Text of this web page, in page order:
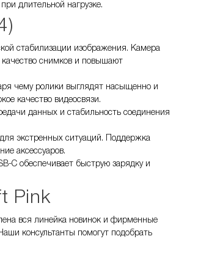
длительной нагрузке.
стабилизации изображения. Камера
качество снимков и повышают
чему ролики выглядят насыщенно и
качество видеосвязи.
данных и стабильность соединения
экстренных ситуаций. Поддержка
аксессуаров.
C обеспечивает быструю зарядку и
Pink
вся линейка новинок и фирменные
консультанты помогут подобрать